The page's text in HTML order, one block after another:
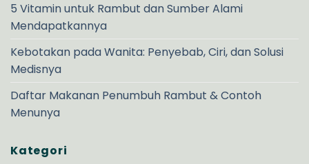
5 Vitamin untuk Rambut dan Sumber Alami
Mendapatkannya
Kebotakan pada Wanita: Penyebab, Ciri, dan Solusi
Medisnya
Daftar Makanan Penumbuh Rambut & Contoh
Menunya
Kategori